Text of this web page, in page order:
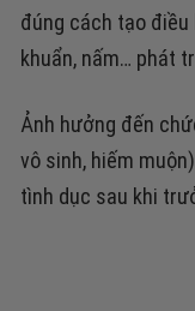
đúng cách tạo
khuẩn, nấm… phát
Ảnh hưởng đến
vô sinh, hiếm
tình dục sau khi